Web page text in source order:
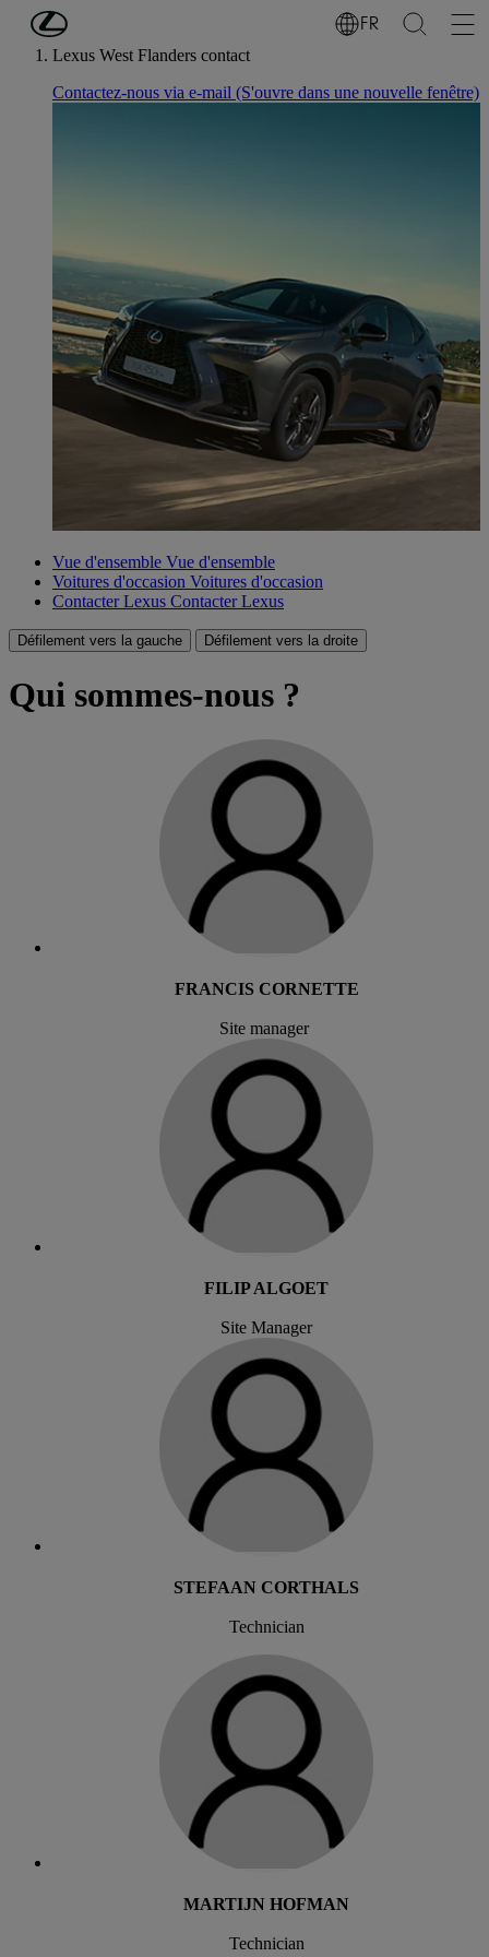
Passer au contenu principal (Appuyez sur Enter) FR
Lexus West Flanders contact
Contactez-nous via e-mail (S'ouvre dans une nouvelle fenêtre)
Vue d'ensemble Vue d'ensemble
Voitures d'occasion Voitures d'occasion
Contacter Lexus Contacter Lexus
Défilement vers la gauche Défilement vers la droite
Qui sommes-nous ?
FRANCIS CORNETTE
Site manager
FILIP ALGOET
Site Manager
STEFAAN CORTHALS
Technician
MARTIJN HOFMAN
Technician